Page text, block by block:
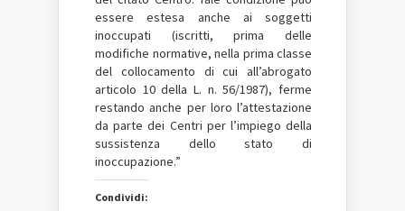
essere estesa anche ai soggetti
inoccupati (iscritti, prima delle
modifiche normative, nella prima classe
del collocamento di cui all’abrogato
articolo 10 della L. n. 56/1987), ferme
restando anche per loro l’attestazione
da parte dei Centri per l’impiego della
sussistenza dello stato di
inoccupazione.”
Condividi: